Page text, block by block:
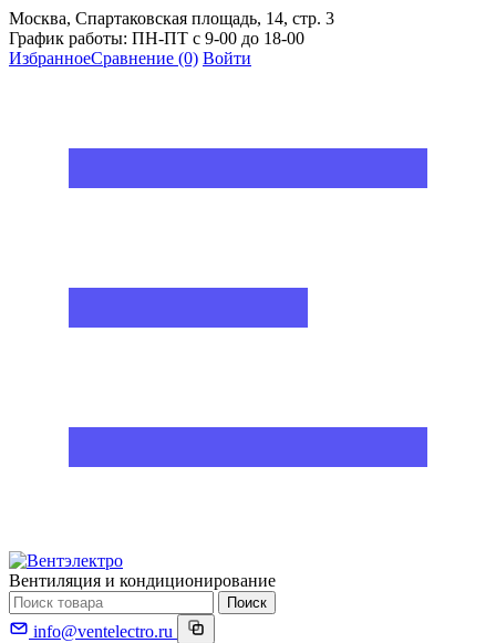
Москва, Спартаковская площадь, 14, стр. 3
График работы: ПН-ПТ с 9-00 до 18-00
ИзбранноеСравнение (0) Войти
Вентиляция и кондиционирование
Поиск
info@ventelectro.ru